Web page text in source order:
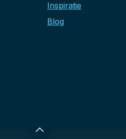
Inspiratie
Blog